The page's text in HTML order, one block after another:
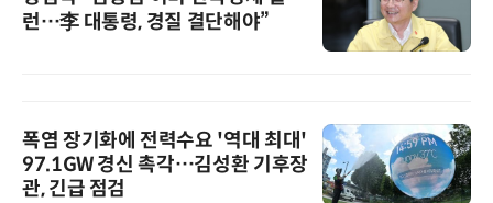
런…李 대통령, 경질 결단해야”
폭염 장기화에 전력수요 '역대 최대'
97.1GW 경신 촉각…김성환 기후장
관, 긴급 점검